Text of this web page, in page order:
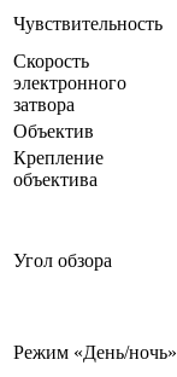
Чувствительность
Скорость
электронного
затвора
Объектив
Крепление
объектива
Угол обзора
Режим «День/ночь»